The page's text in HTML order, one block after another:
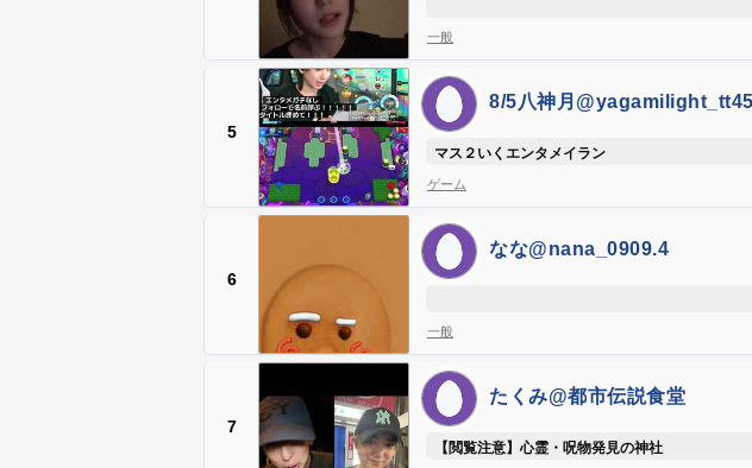
一般
5
マス２いくエンタメイラン
8/5八神月@yagamilight_tt45
ゲーム
6
なな@nana_0909.4
一般
7
【閲覧注意】心霊・呪物発見の神社
たくみ@都市伝説食堂